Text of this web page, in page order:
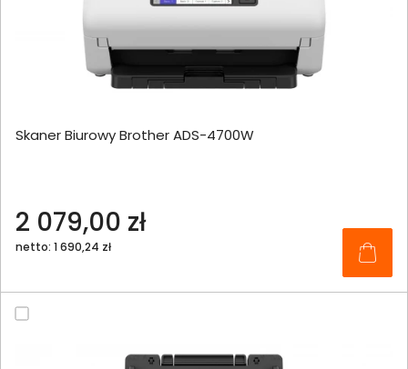
Skaner Biurowy Brother ADS-4700W
2 079,00 zł
netto: 1 690,24 zł